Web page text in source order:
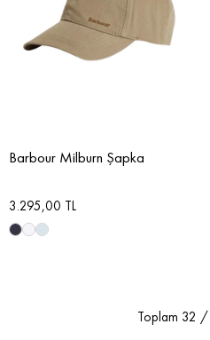
Barbour Milburn Şapka
3.295,00 TL
Toplam 32 /